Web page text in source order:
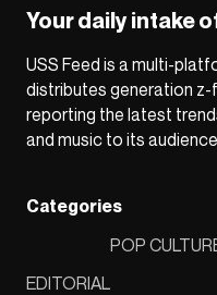
Your daily intake
USS Feed is a multi-
distributes generation
reporting the latest
and music to its
Categories
EDITORIAL
POP